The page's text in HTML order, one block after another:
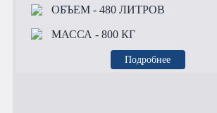
ОБЪЕМ- 480 ЛИТРОВ
МАССА - 800 КГ
Подробнее